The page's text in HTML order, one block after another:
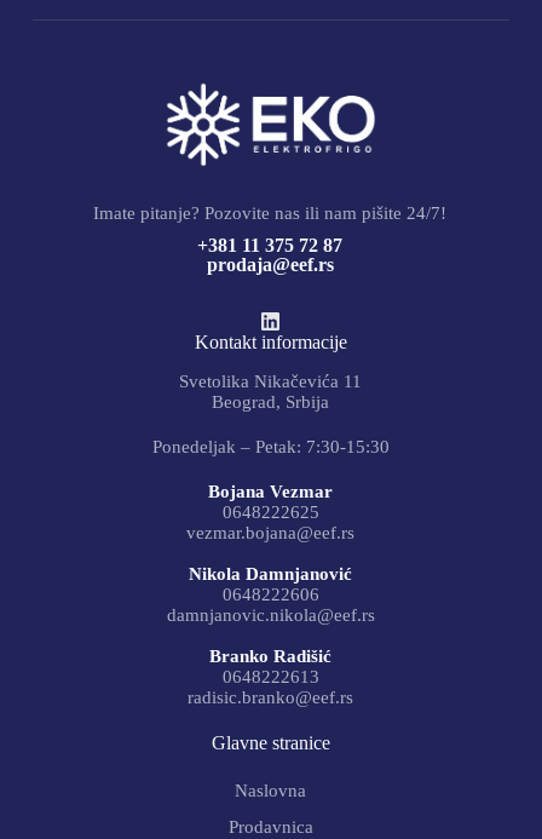
Imate pitanje? Pozovite nas ili nam pišite 24/7!
+381 11 375 72 87
prodaja@eef.rs
Kontakt informacije
Svetolika Nikačevića 11
Beograd, Srbija
Ponedeljak – Petak: 7:30-15:30
Bojana Vezmar
0648222625
vezmar.bojana@eef.rs
Nikola Damnjanović
0648222606
damnjanovic.nikola@eef.rs
Branko Radišić
0648222613
radisic.branko@eef.rs
Glavne stranice
Naslovna
Prodavnica